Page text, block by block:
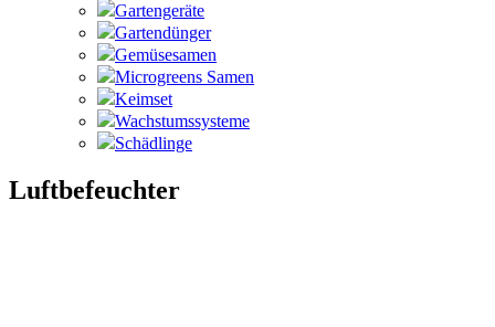
Gartengeräte
Gartendünger
Gemüsesamen
Microgreens Samen
Keimset
Wachstumssysteme
Schädlinge
Luftbefeuchter